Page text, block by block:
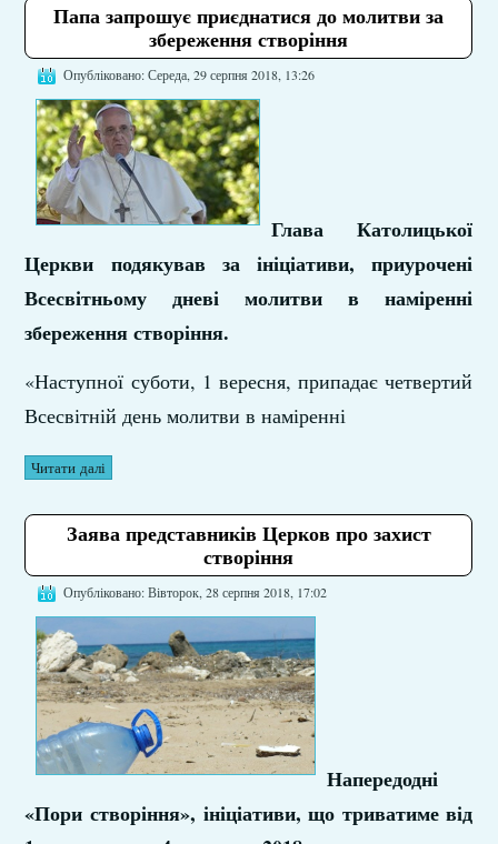
Папа запрошує приєднатися до молитви за
збереження створіння
Опубліковано: Середа, 29 серпня 2018, 13:26
Глава Католицької
Церкви подякував за ініціативи, приурочені
Всесвітньому дневі молитви в наміренні
збереження створіння.
«Наступної суботи, 1 вересня, припадає четвертий
Всесвітній день молитви в наміренні
Читати далі
Заява представників Церков про захист
створіння
Опубліковано: Вівторок, 28 серпня 2018, 17:02
Напередодні
«Пори створіння», ініціативи, що триватиме від